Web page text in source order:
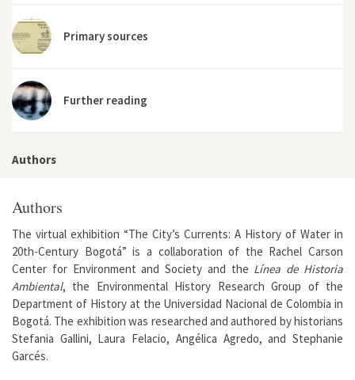
Primary sources
Further reading
Authors
Authors
The virtual exhibition “The City’s Currents: A History of Water in
20th-Century Bogotá” is a collaboration of the Rachel Carson
Center for Environment and Society and the Línea de Historia
Ambiental, the Environmental History Research Group of the
Department of History at the Universidad Nacional de Colombia in
Bogotá. The exhibition was researched and authored by historians
Stefania Gallini, Laura Felacio, Angélica Agredo, and Stephanie
Garcés.